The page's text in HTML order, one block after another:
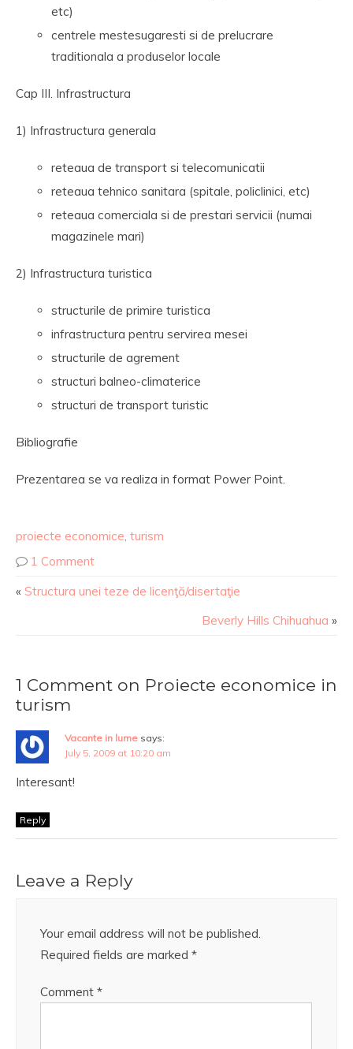
etc)
centrele mestesugaresti si de prelucrare
traditionala a produselor locale
Cap III. Infrastructura
1) Infrastructura generala
reteaua de transport si telecomunicatii
reteaua tehnico sanitara (spitale, policlinici, etc)
reteaua comerciala si de prestari servicii (numai
magazinele mari)
2) Infrastructura turistica
structurile de primire turistica
infrastructura pentru servirea mesei
structurile de agrement
structuri balneo-climaterice
structuri de transport turistic
Bibliografie
Prezentarea se va realiza in format Power Point.
proiecte economice, turism
1 Comment
« Structura unei teze de licenţă/disertaţie
Beverly Hills Chihuahua »
1 Comment on Proiecte economice in
turism
Vacante in lume says:
July 5, 2009 at 10:20 am
Interesant!
Reply
Leave a Reply
Your email address will not be published.
Required fields are marked *
Comment *